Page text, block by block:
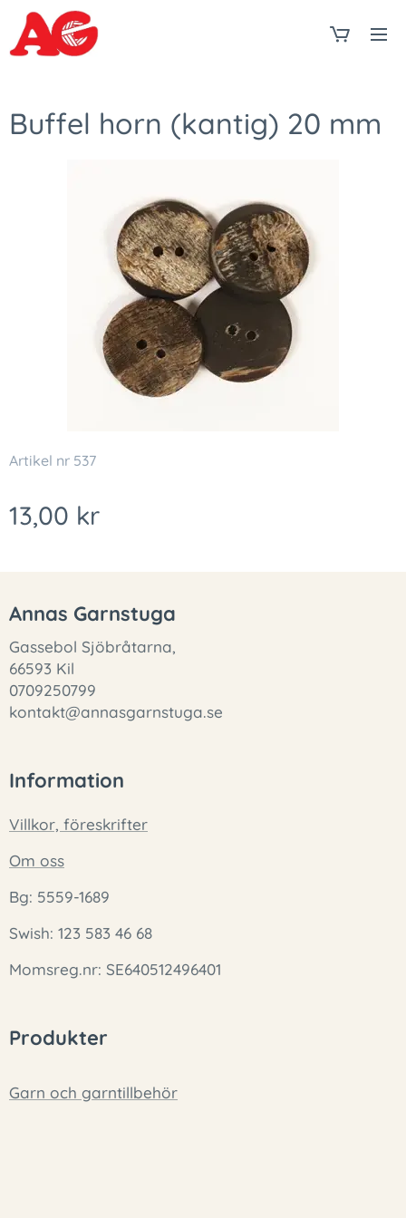
Buffel horn (kantig) 20 mm
Artikel nr 537
13,00 kr
Annas Garnstuga
Gassebol Sjöbråtarna,
66593 Kil
0709250799
kontakt@annasgarnstuga.se
Information
Villkor, föreskrifter
Om oss
Bg: 5559-1689
Swish: 123 583 46 68
Momsreg.nr: SE640512496401
Produkter
Garn och garntillbehör